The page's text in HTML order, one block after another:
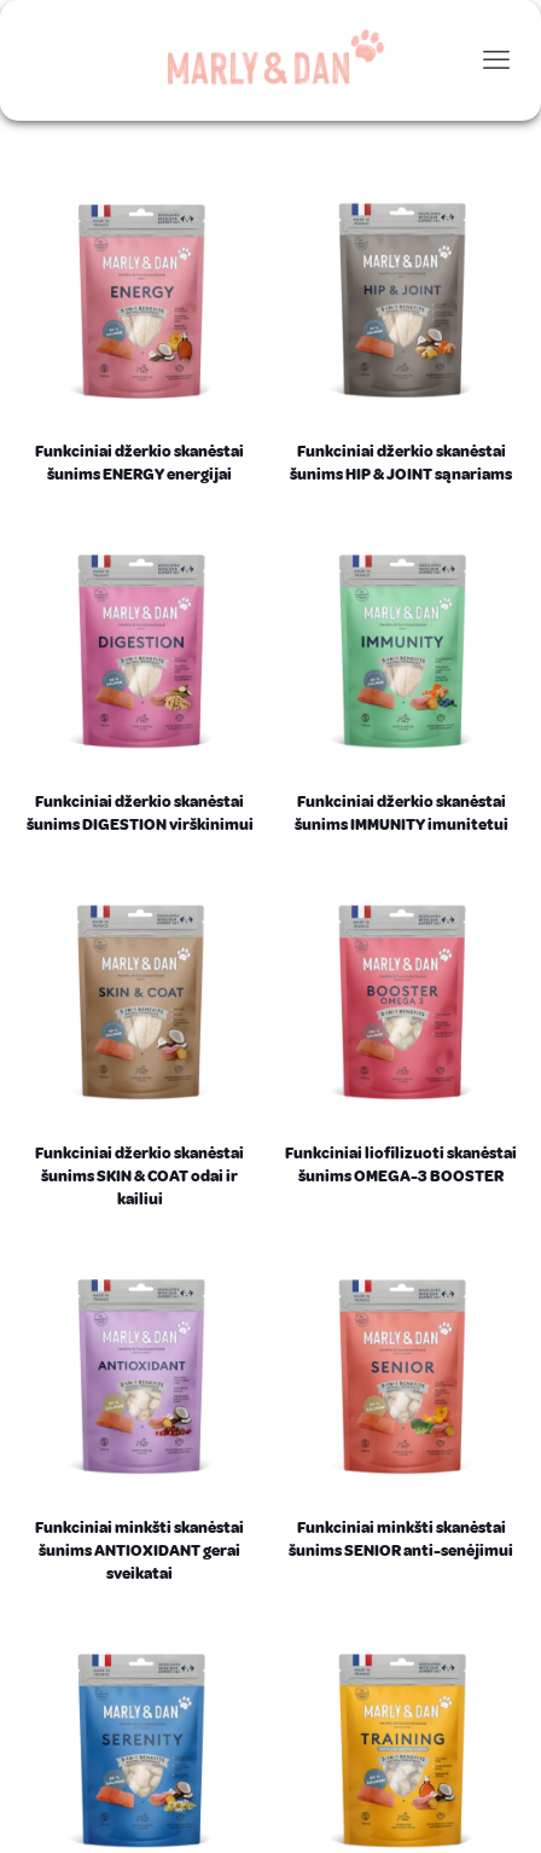
Funkciniai džerkio skanėstai
šunims ENERGY energijai
Funkciniai džerkio skanėstai
šunims HIP & JOINT sąnariams
Funkciniai džerkio skanėstai
šunims DIGESTION virškinimui
Funkciniai džerkio skanėstai
šunims IMMUNITY imunitetui
Funkciniai džerkio skanėstai
šunims SKIN & COAT odai ir
kailiui
Funkciniai liofilizuoti skanėstai
šunims OMEGA-3 BOOSTER
Funkciniai minkšti skanėstai
šunims ANTIOXIDANT gerai
sveikatai
Funkciniai minkšti skanėstai
šunims SENIOR anti-senėjimui